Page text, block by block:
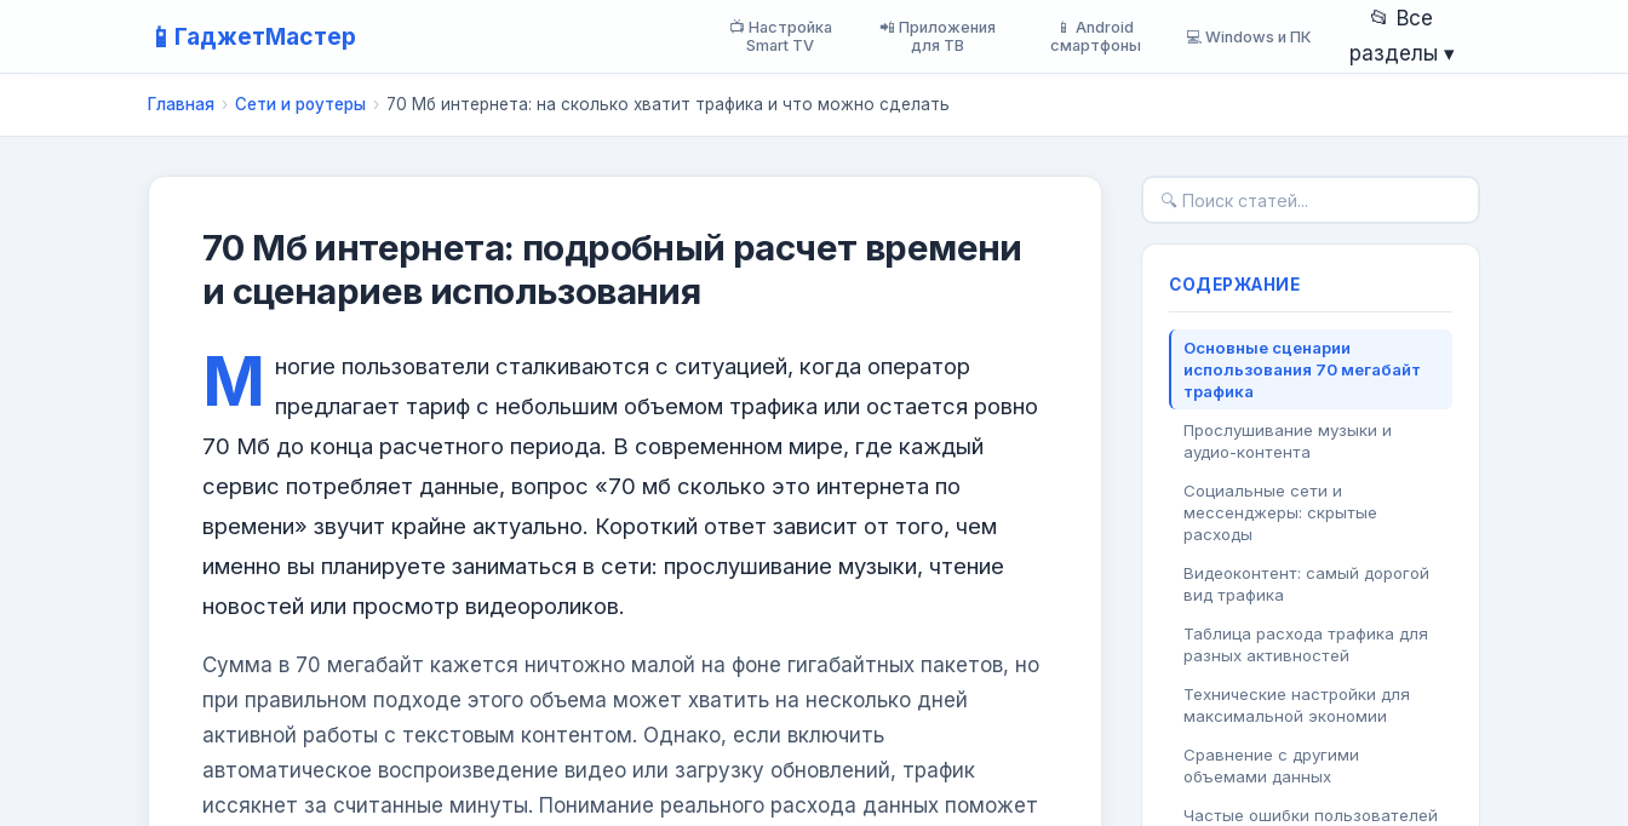
📱 ГаджетМастер
📺 Настройка
Smart TV
📲 Приложения
для ТВ
📱 Android
смартфоны
💻 Windows и ПК
📂 Все
разделы ▾
Главная › Сети и роутеры › 70 Мб интернета: на сколько хватит трафика и что можно сделать
70 Мб интернета: подробный расчет времени
и сценариев использования
М ногие пользователи сталкиваются с ситуацией, когда оператор
предлагает тариф с небольшим объемом трафика или остается ровно
70 Мб до конца расчетного периода. В современном мире, где каждый
сервис потребляет данные, вопрос «70 мб сколько это интернета по
времени» звучит крайне актуально. Короткий ответ зависит от того, чем
именно вы планируете заниматься в сети: прослушивание музыки, чтение
новостей или просмотр видеороликов.
Сумма в 70 мегабайт кажется ничтожно малой на фоне гигабайтных пакетов, но
при правильном подходе этого объема может хватить на несколько дней
активной работы с текстовым контентом. Однако, если включить
автоматическое воспроизведение видео или загрузку обновлений, трафик
иссякнет за считанные минуты. Понимание реального расхода данных поможет
СОДЕРЖАНИЕ
Основные сценарии
использования 70 мегабайт
трафика
Прослушивание музыки и
аудио-контента
Социальные сети и
мессенджеры: скрытые
расходы
Видеоконтент: самый дорогой
вид трафика
Таблица расхода трафика для
разных активностей
Технические настройки для
максимальной экономии
Сравнение с другими
объемами данных
Частые ошибки пользователей